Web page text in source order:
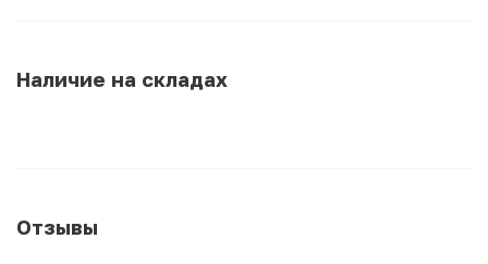
Наличие на складах
Отзывы